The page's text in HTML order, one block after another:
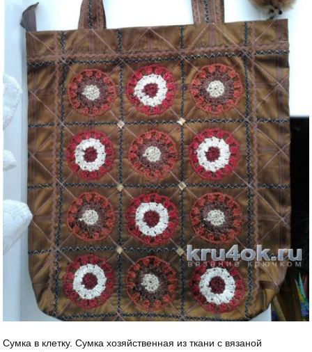
Сумка в клетку. Сумка хозяйственная из ткани с вязаной